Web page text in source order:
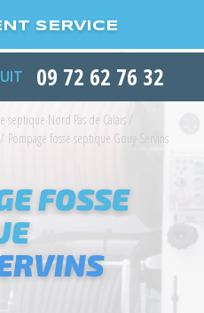
SERVICE
09 72 62 76 32
septique Nord Pas de Calais /
/ Pompage fosse septique Gouy-Servins
FOSSE